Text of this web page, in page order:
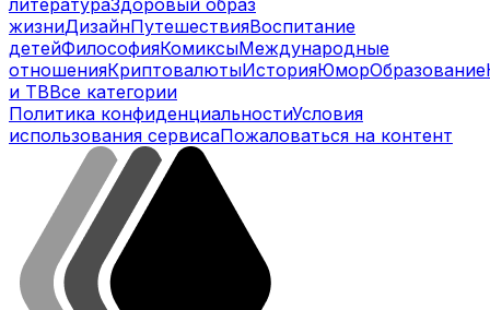
литератураЗдоровый образ
жизниДизайнПутешествияВоспитание
детейФилософияКомиксыМеждународные
отношенияКриптовалютыИсторияЮморОбразование
и ТВВсе категории
Политика конфиденциальностиУсловия
использования сервисаПожаловаться на контент